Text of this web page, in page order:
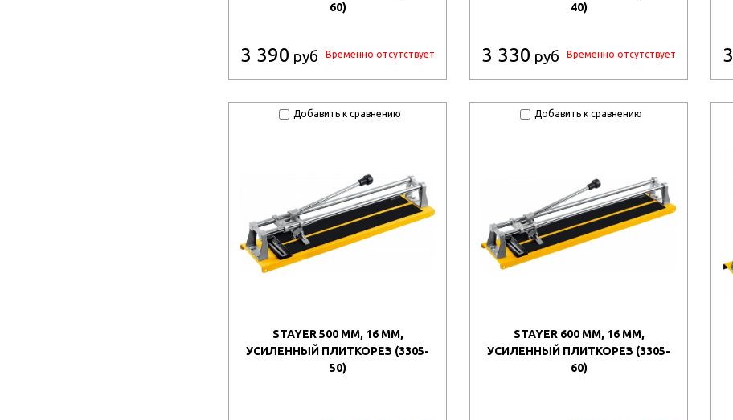
60)
3 390 руб Временно отсутствует
40)
3 330 руб Временно отсутствует
Добавить к сравнению
STAYER 500 ММ, 16 ММ,
УСИЛЕННЫЙ ПЛИТКОРЕЗ (3305-
50)
Добавить к сравнению
STAYER 600 ММ, 16 ММ,
УСИЛЕННЫЙ ПЛИТКОРЕЗ (3305-
60)